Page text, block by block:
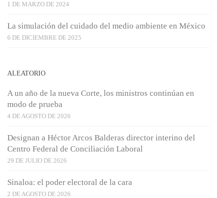
1 DE MARZO DE 2024
La simulación del cuidado del medio ambiente en México
6 DE DICIEMBRE DE 2025
ALEATORIO
A un año de la nueva Corte, los ministros continúan en
modo de prueba
4 DE AGOSTO DE 2026
Designan a Héctor Arcos Balderas director interino del
Centro Federal de Conciliación Laboral
29 DE JULIO DE 2026
Sinaloa: el poder electoral de la cara
2 DE AGOSTO DE 2026